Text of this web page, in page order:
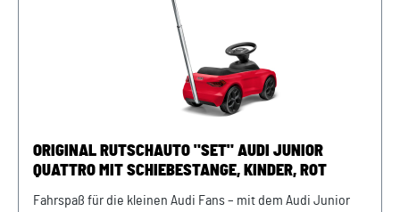
ORIGINAL RUTSCHAUTO "SET" AUDI JUNIOR
QUATTRO MIT SCHIEBESTANGE, KINDER, ROT
Fahrspaß für die kleinen Audi Fans – mit dem Audi Junior